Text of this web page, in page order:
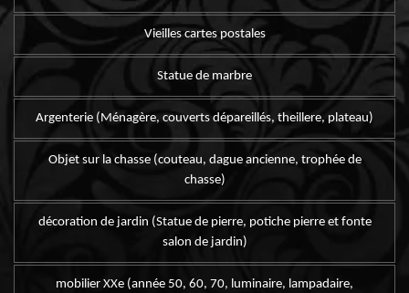
Vieilles cartes postales
Statue de marbre
Argenterie (Ménagère, couverts dépareillés, theillere, plateau)
Objet sur la chasse (couteau, dague ancienne, trophée de
chasse)
décoration de jardin (Statue de pierre, potiche pierre et fonte
salon de jardin)
mobilier XXe (année 50, 60, 70, luminaire, lampadaire,